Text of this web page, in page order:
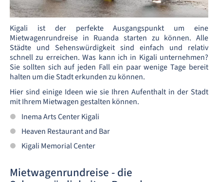
Kigali ist der perfekte Ausgangspunkt um eine
Mietwagenrundreise in Ruanda starten zu können. Alle
Städte und Sehenswürdigkeit sind einfach und relativ
schnell zu erreichen. Was kann ich in Kigali unternehmen?
Sie sollten sich auf jeden Fall ein paar wenige Tage bereit
halten um die Stadt erkunden zu können.
Hier sind einige Ideen wie sie Ihren Aufenthalt in der Stadt
mit Ihrem Mietwagen gestalten können.
Inema Arts Center Kigali
Heaven Restaurant and Bar
Kigali Memorial Center
Mietwagenrundreise - die